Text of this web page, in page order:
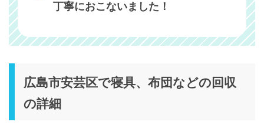
丁寧におこないました！
広島市安芸区で寝具、布団などの回収
の詳細